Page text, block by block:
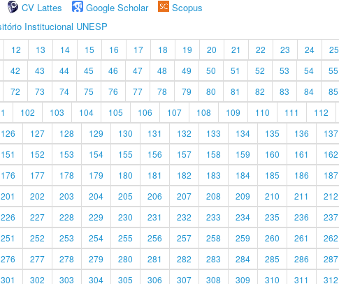
CV Lattes Google Scholar
Scopus
Institucional UNESP
12 13 14 15 16 17 18 19 20 21 22 23 24 25
42 43 44 45 46 47 48 49 50 51 52 53 54 55
72 73 74 75 76 77 78 79 80 81 82 83 84 85
102 103 104 105 106 107 108 109 110 111 112
126 127 128 129 130 131 132 133 134 135 136 137
151 152 153 154 155 156 157 158 159 160 161 162
176 177 178 179 180 181 182 183 184 185 186 187
201 202 203 204 205 206 207 208 209 210 211 212
226 227 228 229 230 231 232 233 234 235 236 237
251 252 253 254 255 256 257 258 259 260 261 262
276 277 278 279 280 281 282 283 284 285 286 287
301 302 303 304 305 306 307 308 309 310 311 312